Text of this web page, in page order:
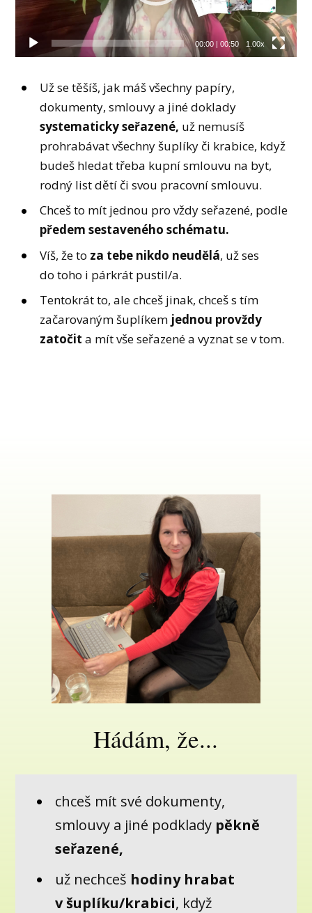
00:00| 00:50 1.00x
Už se těšíš, jak máš všechny papíry,
dokumenty, smlouvy a jiné doklady
systematicky seřazené, už nemusíš
prohrabávat všechny šuplíky či krabice, když
budeš hledat třeba kupní smlouvu na byt,
rodný list dětí či svou pracovní smlouvu.
Chceš to mít jednou pro vždy seřazené, podle
předem sestaveného schématu.
Víš, že to za tebe nikdo neudělá, už ses
do toho i párkrát pustil/a.
Tentokrát to, ale chceš jinak, chceš s tím
začarovaným šuplíkem jednou provždy
zatočit a mít vše seřazené a vyznat se v tom.
Hádám, že...
chceš mít své dokumenty,
smlouvy a jiné podklady pěkně
seřazené,
už nechceš hodiny hrabat
v šuplíku/krabici, když